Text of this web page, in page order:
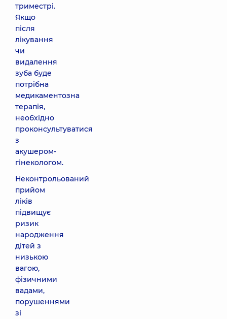
триместрі.
Якщо
після
лікування
чи
видалення
зуба буде
потрібна
медикаментозна
терапія,
необхідно
проконсультуватися
з
акушером-
гінекологом.
Неконтрольований
прийом
ліків
підвищує
ризик
народження
дітей з
низькою
вагою,
фізичними
вадами,
порушеннями
зі